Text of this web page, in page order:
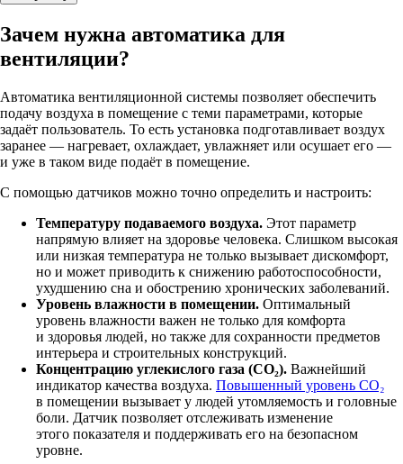
Зачем нужна автоматика для
вентиляции?
Автоматика вентиляционной системы позволяет обеспечить
подачу воздуха в помещение с теми параметрами, которые
задаёт пользователь. То есть установка подготавливает воздух
заранее — нагревает, охлаждает, увлажняет или осушает его —
и уже в таком виде подаёт в помещение.
С помощью датчиков можно точно определить и настроить:
Температуру подаваемого воздуха. Этот параметр
напрямую влияет на здоровье человека. Слишком высокая
или низкая температура не только вызывает дискомфорт,
но и может приводить к снижению работоспособности,
ухудшению сна и обострению хронических заболеваний.
Уровень влажности в помещении. Оптимальный
уровень влажности важен не только для комфорта
и здоровья людей, но также для сохранности предметов
интерьера и строительных конструкций.
Концентрацию углекислого газа (CO₂). Важнейший
индикатор качества воздуха. Повышенный уровень CO₂
в помещении вызывает у людей утомляемость и головные
боли. Датчик позволяет отслеживать изменение
этого показателя и поддерживать его на безопасном
уровне.